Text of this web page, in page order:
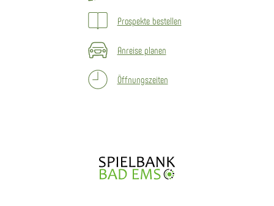
Prospekte bestellen
Anreise planen
Öffnungszeiten